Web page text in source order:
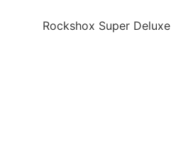
Rockshox Super